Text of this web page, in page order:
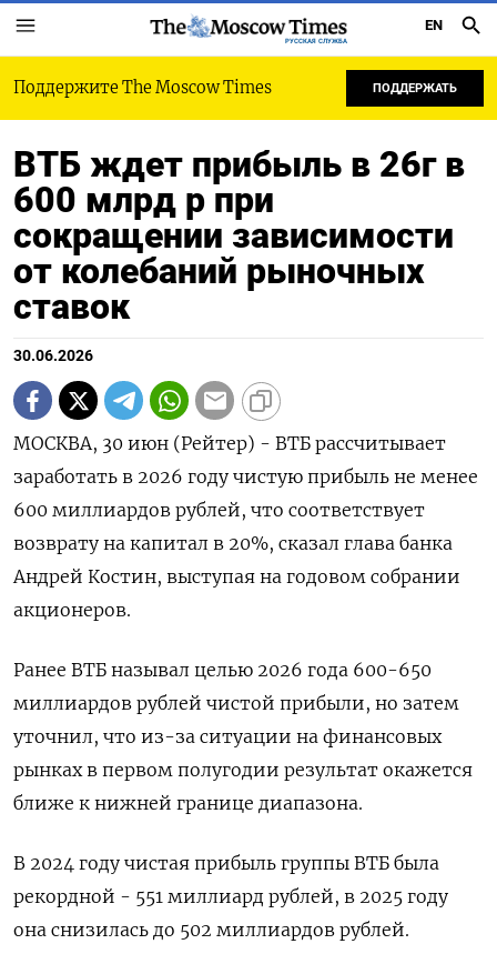
РУССКАЯ СЛУЖБА
EN
Поддержите The Moscow Times ПОДДЕРЖАТЬ
ВТБ ждет прибыль в 26г в
600 млрд р при
сокращении зависимости
от колебаний рыночных
ставок
30.06.2026
МОСКВА, 30 июн (Рейтер) - ВТБ рассчитывает
заработать в 2026 году чистую прибыль не менее
600 миллиардов рублей, что соответствует
возврату на капитал в 20%, сказал глава банка
Андрей Костин, выступая на годовом собрании
акционеров.
Ранее ВТБ называл целью 2026 года 600-650
миллиардов рублей чистой прибыли, но затем
уточнил, что из-за ситуации ‌на финансовых
рынках в первом полугодии результат окажется
ближе к нижней границе диапазона.
В 2024 году чистая прибыль группы ВТБ была
рекордной - 551 миллиард рублей, в 2025 году
она снизилась до 502 миллиардов рублей.